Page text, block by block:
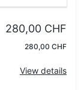
280,00 CHF
280,00 CHF
View details